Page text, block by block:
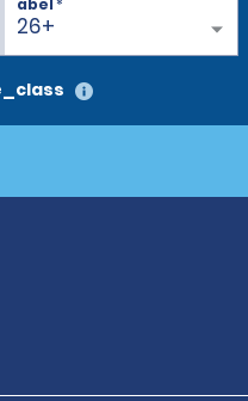
26+
abel*